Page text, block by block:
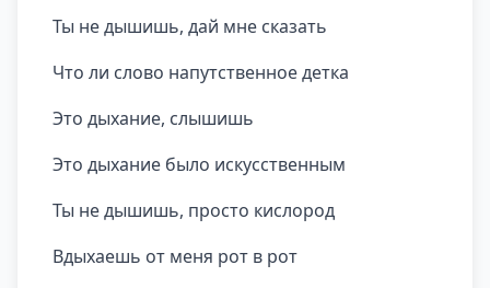
Ты не дышишь, дай мне сказать
Что ли слово напутственное детка
Это дыхание, слышишь
Это дыхание было искусственным
Ты не дышишь, просто кислород
Вдыхаешь от меня рот в рот